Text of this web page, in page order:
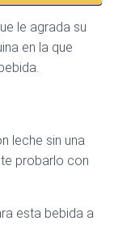
le agrada su
en la que
leche sin una
probarlo con
esta bebida a